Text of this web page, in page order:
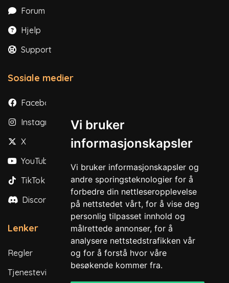
Vi bruker
informasjonskapsler
Vi bruker informasjonskapsler og
andre sporingsteknologier for å
forbedre din nettleseropplevelse
på nettstedet vårt, for å vise deg
personlig tilpasset innhold og
målrettede annonser, for å
analysere nettstedstrafikken vår
og for å forstå hvor våre
besøkende kommer fra.
Forum
Hjelp
Support
Sosiale medier
Facebook
Instagram
X
YouTube
TikTok
Discord
Lenker
Regler
Tjenestevilkår